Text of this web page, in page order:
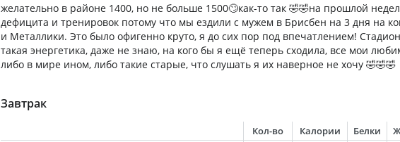
желательно в районе 1400, но не больше 1500🙄как-то так 🤣🤣на прошлой
дефицита и тренировок потому что мы ездили с мужем в Брисбен на 3 дня на
и Металлики. Это было офигенно круто, я до сих пор под впечатлением!
такая энергетика, даже не знаю, на кого бы я ещё теперь сходила, все мои
либо в мире ином, либо такие старые, что слушать я их наверное не хочу 🤣🤣🤣
Завтрак
Кол-во Калории Белки